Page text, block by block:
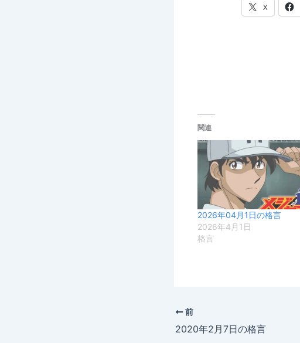
X
関連
2026年04月1日の格言
2026年4月1日
格言
前
2020年2月7日の格言